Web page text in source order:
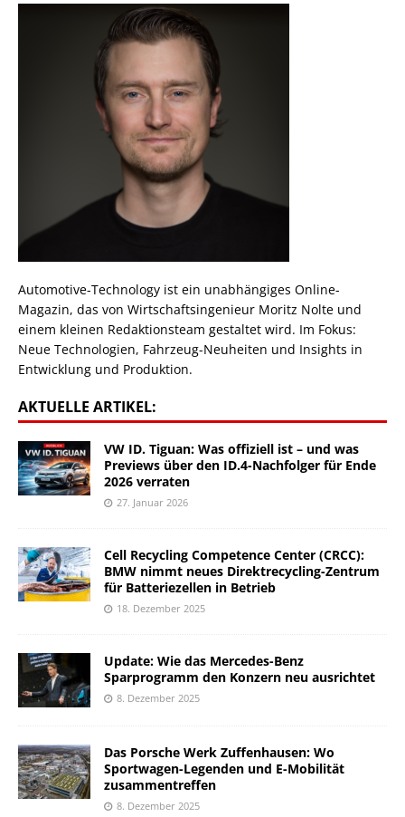
Automotive-Technology ist ein unabhängiges Online-
Magazin, das von Wirtschaftsingenieur Moritz Nolte und
einem kleinen Redaktionsteam gestaltet wird. Im Fokus:
Neue Technologien, Fahrzeug-Neuheiten und Insights in
Entwicklung und Produktion.
AKTUELLE ARTIKEL:
VW ID. Tiguan: Was offiziell ist – und was
Previews über den ID.4-Nachfolger für Ende
2026 verraten
27. Januar 2026
Cell Recycling Competence Center (CRCC):
BMW nimmt neues Direktrecycling-Zentrum
für Batteriezellen in Betrieb
18. Dezember 2025
Update: Wie das Mercedes-Benz
Sparprogramm den Konzern neu ausrichtet
8. Dezember 2025
Das Porsche Werk Zuffenhausen: Wo
Sportwagen-Legenden und E-Mobilität
zusammentreffen
8. Dezember 2025